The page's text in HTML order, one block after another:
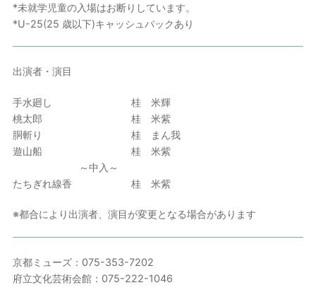
*未就学児童の入場はお断りしています。
*U-25(25 歳以下)キャッシュバックあり
出演者・演目
手水廻し 桂 米輝
桃太郎 桂 米紫
胴斬り 桂 まん我
遊山船 桂 米紫
～中入～
たちぎれ線香 桂 米紫
※都合により出演者、演目が変更となる場合があります
京都ミューズ：075-353-7202
府立文化芸術会館：075-222-1046